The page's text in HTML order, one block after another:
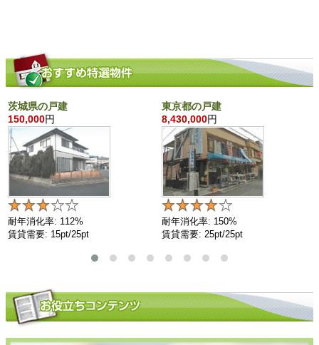
茨城県の戸建
150,000円
耐年消化率: 112%
賃貸需要: 15pt/25pt
東京都の戸建
8,430,000円
耐年消化率: 150%
賃貸需要: 25pt/25pt